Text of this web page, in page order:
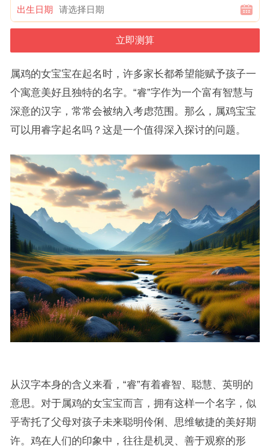
出生日期
属鸡的女宝宝在起名时，许多家长都希望能赋予孩子一
个寓意美好且独特的名字。“睿”字作为一个富有智慧与
深意的汉字，常常会被纳入考虑范围。那么，属鸡宝宝
可以用睿字起名吗？这是一个值得深入探讨的问题。
从汉字本身的含义来看，“睿”有着睿智、聪慧、英明的
意思。对于属鸡的女宝宝而言，拥有这样一个名字，似
乎寄托了父母对孩子未来聪明伶俐、思维敏捷的美好期
许。鸡在人们的印象中，往往是机灵、善于观察的形